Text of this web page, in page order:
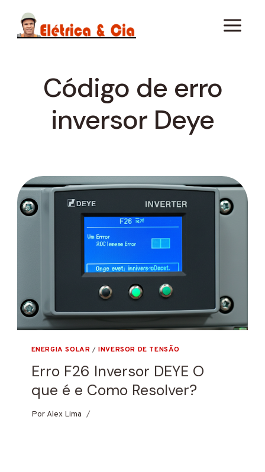
Código de erro
inversor Deye
ENERGIA SOLAR /INVERSOR DE TENSÃO
Erro F26 Inversor DEYE O
que é e Como Resolver?
PorAlex Lima
7 de janeiro de 2025